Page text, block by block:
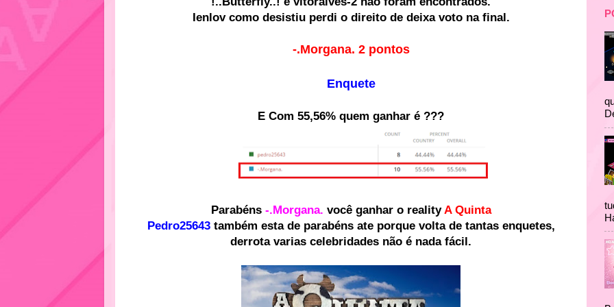
Ienlov como desistiu perdi o direito de deixa voto na final.
-.Morgana. 2 pontos
Enquete
E Com 55,56% quem ganhar é ???
Parabéns -.Morgana. você ganhar o realityA Quinta
Pedro25643 também esta de parabéns ate porque volta de tantas enquetes,
derrota varias celebridades não é nada fácil.